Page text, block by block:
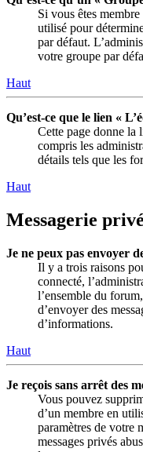
Si vous êtes
utilisé pour
par défaut.
votre groupe par
Haut
Qu’est-ce que le lien «
Cette page donne la
compris les
détails tels que les
Haut
Messagerie
Je ne peux pas envoyer
Il y a trois raisons
connecté,
l’ensemble du
d’envoyer des
d’informations.
Haut
Je reçois sans arrêt des
Vous pouvez
d’un membre en
paramètres de votre
messages privés